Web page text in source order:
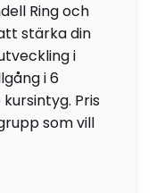
Ring och
stärka din
i
i 6
Pris
som vill